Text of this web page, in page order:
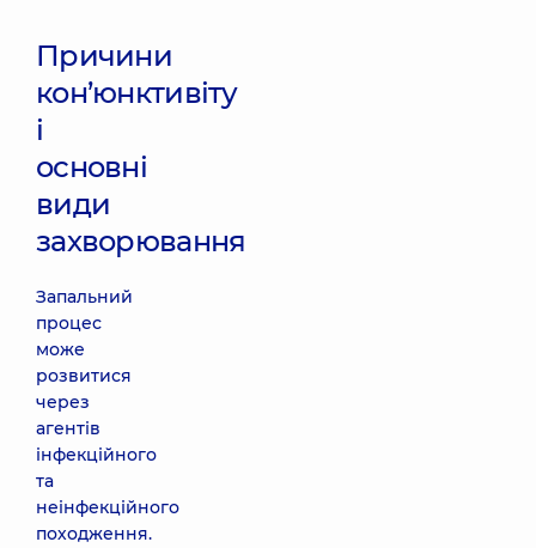
Причини
кон’юнктивіту
і
основні
види
захворювання
Запальний
процес
може
розвитися
через
агентів
інфекційного
та
неінфекційного
походження.